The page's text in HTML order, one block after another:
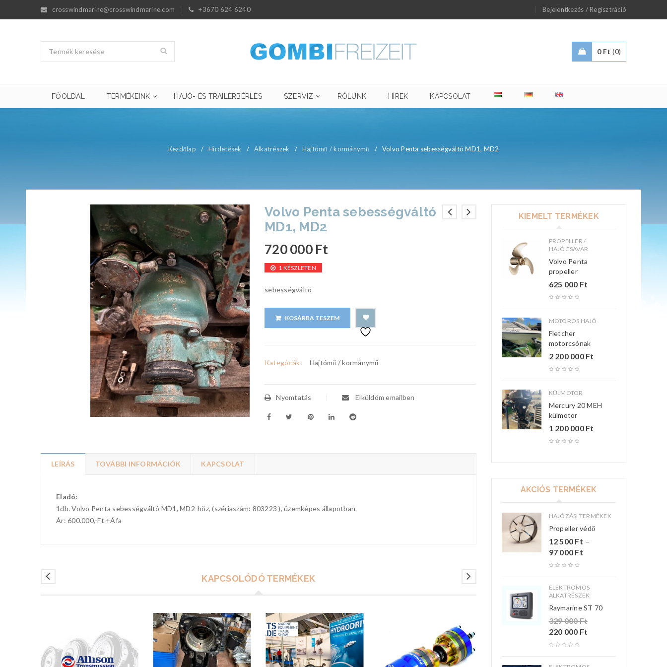
crosswindmarine@crosswindmarine.com +3670 624 6240 Bejelentkezés / Regisztráció
0 Ft 0
FŐOLDAL TERMÉKEINK HAJÓ- ÉS TRAILERBÉRLÉS SZERVIZ RÓLUNK HÍREK KAPCSOLAT
Kezdőlap / Hirdetések / Alkatrészek / Hajtómű / kormánymű / Volvo Penta sebességváltó MD1, MD2
Volvo Penta sebességváltó
MD1, MD2
720 000 Ft
1 KÉSZLETEN
sebességváltó
KOSÁRBA TESZEM
Kategóriák: Hajtómű / kormánymű
Nyomtatás Elküldöm emailben
LEÍRÁS TOVÁBBI INFORMÁCIÓK KAPCSOLAT
Eladó:
1db. Volvo Penta sebességváltó MD1, MD2-höz, (szériaszám: 803223 ), üzemképes állapotban.
Ár: 600.000,-Ft +Áfa
KAPCSOLÓDÓ TERMÉKEK
KIEMELT TERMÉKEK
PROPELLER /
HAJÓCSAVAR
Volvo Penta
propeller
625 000 Ft
MOTOROS HAJÓ
Fletcher
motorcsónak
2 200 000 Ft
KÜLMOTOR
Mercury 20 MEH
külmotor
1 200 000 Ft
AKCIÓS TERMÉKEK
HAJÓZÁSI TERMÉKEK
Propeller védő
12 500 Ft –
97 000 Ft
ELEKTROMOS
ALKATRÉSZEK
Raymarine ST 70
329 000Ft
220 000 Ft